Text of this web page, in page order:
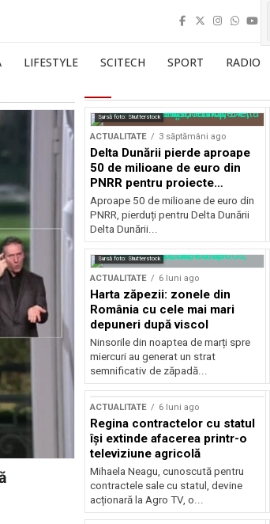
LIFESTYLE SCITECH SPORT RADIO
Sursă foto: Shutterstock
ACTUALITATE 3 săptămâni ago
Delta Dunării pierde aproape
50 de milioane de euro din
PNRR pentru proiecte
esențiale
Aproape 50 de milioane de euro din
PNRR, pierduți pentru Delta Dunării
Delta Dunării...
Sursă foto: Shutterstock
ACTUALITATE 6 luni ago
Harta zăpezii: zonele din
România cu cele mai mari
depuneri după viscol
Ninsorile din noaptea de marți spre
miercuri au generat un strat
semnificativ de zăpadă...
ACTUALITATE 6 luni ago
Regina contractelor cu statul
își extinde afacerea printr-o
televiziune agricolă
Mihaela Neagu, cunoscută pentru
contractele sale cu statul, devine
acționară la Agro TV, o...